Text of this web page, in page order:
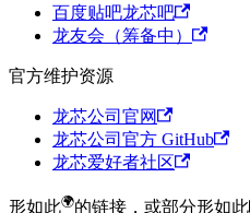
百度贴吧龙芯吧
龙友会（筹备中）
官方维护资源
龙芯公司官网
龙芯公司官方 GitHub
龙芯爱好者社区
形如此 的链接，或部分形如此